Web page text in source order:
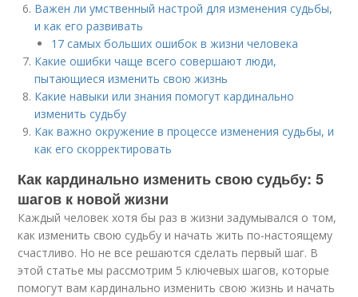
Важен ли умственный настрой для изменения судьбы,
и как его развивать
17 самых больших ошибок в жизни человека
Какие ошибки чаще всего совершают люди,
пытающиеся изменить свою жизнь
Какие навыки или знания помогут кардинально
изменить судьбу
Как важно окружение в процессе изменения судьбы, и
как его скорректировать
Как кардинально изменить свою судьбу: 5
шагов к новой жизни
Каждый человек хотя бы раз в жизни задумывался о том,
как изменить свою судьбу и начать жить по-настоящему
счастливо. Но не все решаются сделать первый шаг. В
этой статье мы рассмотрим 5 ключевых шагов, которые
помогут вам кардинально изменить свою жизнь и начать